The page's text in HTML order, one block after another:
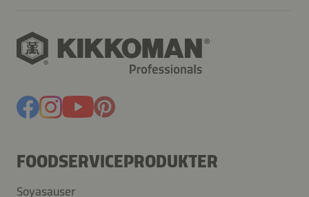
FOODSERVICEPRODUKTER
Soyasauser